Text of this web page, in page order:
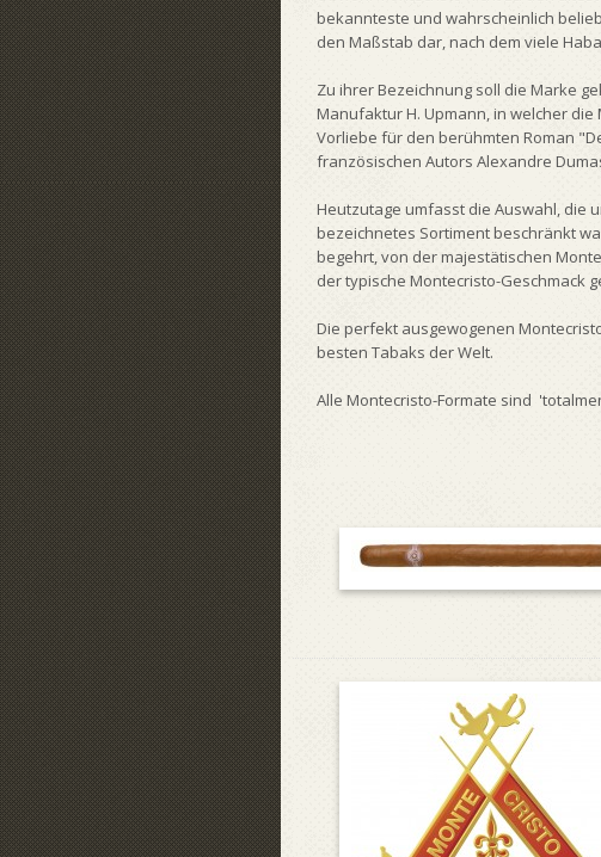
bekannteste und wahrscheinlich
den Maßstab dar, nach dem viele
Zu ihrer Bezeichnung soll die Marke
Manufaktur H. Upmann, in welcher
Vorliebe für den berühmten Roman
französischen Autors Alexandre
Heutzutage umfasst die Auswahl, die
bezeichnetes Sortiment beschränkt
begehrt, von der majestätischen
der typische Montecristo-Geschmack
Die perfekt ausgewogenen
besten Tabaks der Welt.
Alle Montecristo-Formate sind